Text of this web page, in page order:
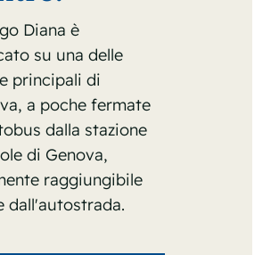
Diana è
su una delle
principali di
a poche fermate
dalla stazione
di Genova,
raggiungibile
dall'autostrada.